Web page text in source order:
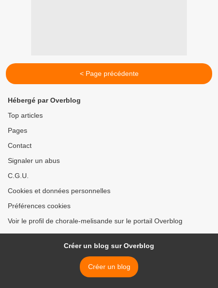
< Page précédente
Hébergé par Overblog
Top articles
Pages
Contact
Signaler un abus
C.G.U.
Cookies et données personnelles
Préférences cookies
Voir le profil de chorale-melisande sur le portail Overblog
Créer un blog sur Overblog
Créer un blog